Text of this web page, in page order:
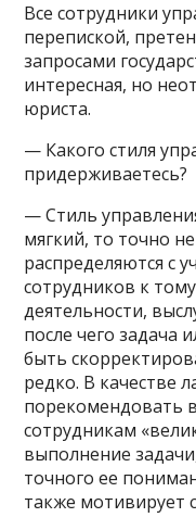
Все сотрудники
перепиской,
запросами
интересная, но
юриста.
— Какого стиля
придерживаетесь?
— Стиль
мягкий, то точно
распределяются с
сотрудников к
деятельности,
после чего задача
быть
редко. В качестве
порекомендовать
сотрудникам
выполнение
точного ее
также мотивирует